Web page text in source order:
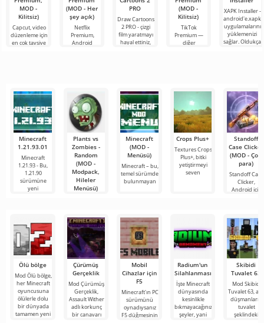
MOD -
Kilitsiz)
Capcut, video
düzenleme için
en çok tavsiye
(MOD - Her
şey açık)
Netflix
Premium,
Android
PRO
Draw Cartoons
2 PRO - çizgi
film yaratmayı
hayal ettiniz,
(MOD -
Kilitsiz)
TikTok
Premium —
diğer
XAPK Installer -
android'e.xapk
uygulamalarını
yüklemenizi
sağlar. Oldukça
Minecraft
1.21.93.01
Minecraft
1.21.93 - Bu,
1.21.90
sürümüne
yeni
Plants vs
Zombies -
Random
(MOD -
Modpack,
Hileler
Menüsü)
versiyonun
tüm
Minecraft
(MOD -
Menüsü)
Minecraft – bu,
temel sürümde
bulunmayan
Crops Plus+
Textures Crops
Plus+, bitki
yetiştirmeyi
seven
Standoff
Case Clicker
(MOD - Çok
para)
Standoff Case
Clicker,
Android için
Ölü bölge
Mod Ölü bölge,
her Minecraft
oyuncusuna
ölülerle dolu
bir dünyada
tamamen yeni
Çürümüş
Gerçeklik
Mod Çürümüş
Gerçeklik,
Assault Wither
adlı korkunç
bir canavarı
Mobil
Cihazlar için
F5
Minecraft'ın PC
sürümünü
oynadıysanız
F5 düğmesinin
Radium'un
Silahlanması
İşte Minecraft
dünyasında
kesinlikle
bıkmayacağınız
şeyler, yani
Skibidi
Tuvalet 63
Mod Skibidi
Tuvalet 63,
düşmanların
tuvalet
şeklindeki